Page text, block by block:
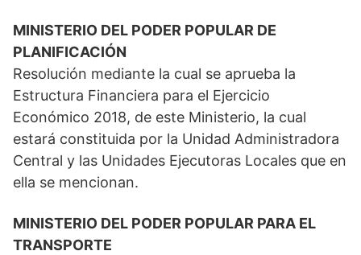
MINISTERIO DEL PODER POPULAR DE
PLANIFICACIÓN
Resolución mediante la cual se aprueba la
Estructura Financiera para el Ejercicio
Económico 2018, de este Ministerio, la cual
estará constituida por la Unidad Administradora
Central y las Unidades Ejecutoras Locales que en
ella se mencionan.
MINISTERIO DEL PODER POPULAR PARA EL
TRANSPORTE